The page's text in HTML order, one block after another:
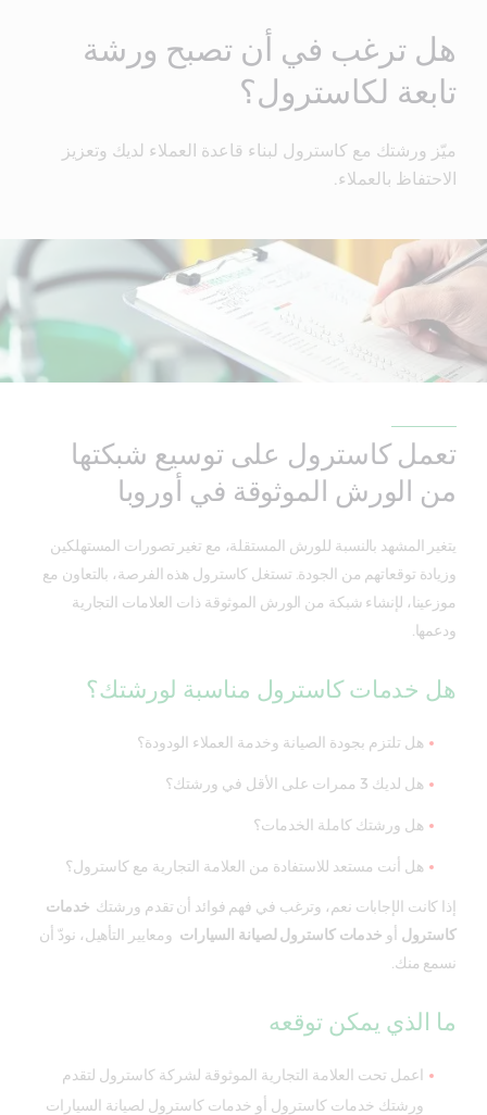
هل ترغب في أن تصبح ورشة
تابعة لكاسترول؟
ميّز ورشتك مع كاسترول لبناء قاعدة العملاء لديك وتعزيز
الاحتفاظ بالعملاء.
تعمل كاسترول على توسيع شبكتها
من الورش الموثوقة في أوروبا
يتغير المشهد بالنسبة للورش المستقلة، مع تغير تصورات المستهلكين
وزيادة توقعاتهم من الجودة. تستغل كاسترول هذه الفرصة، بالتعاون مع
موزعينا، لإنشاء شبكة من الورش الموثوقة ذات العلامات التجارية
ودعمها.
هل خدمات كاسترول مناسبة لورشتك؟
هل تلتزم بجودة الصيانة وخدمة العملاء الودودة؟
هل لديك 3 ممرات على الأقل في ورشتك؟
هل ورشتك كاملة الخدمات؟
هل أنت مستعد للاستفادة من العلامة التجارية مع كاسترول؟
إذا كانت الإجابات نعم، وترغب في فهم فوائد أن تقدم ورشتك خدمات
كاسترول أو خدمات كاسترول لصيانة السيارات ومعايير التأهيل، نودّ أن
نسمع منك.
ما الذي يمكن توقعه
اعمل تحت العلامة التجارية الموثوقة لشركة كاسترول لتقدم
ورشتك خدمات كاسترول أو خدمات كاسترول لصيانة السيارات